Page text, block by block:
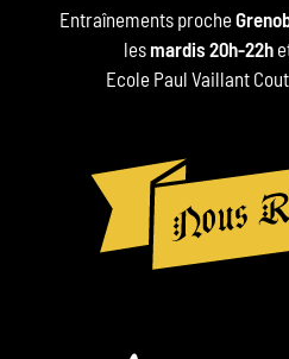
Entraînements proche
les mardis 20h-22h
Ecole Paul Vaillant